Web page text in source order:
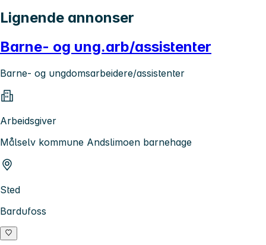
Lignende annonser
Barne- og ung.arb/assistenter
Barne- og ungdomsarbeidere/assistenter
Arbeidsgiver
Målselv kommune Andslimoen barnehage
Sted
Bardufoss